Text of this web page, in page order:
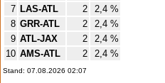
7 LAS-ATL 2
2,4 %
8 GRR-ATL 2
2,4 %
9 ATL-JAX 2
2,4 %
10 AMS-ATL 2 2,4 %
Stand: 07.08.2026 02:07